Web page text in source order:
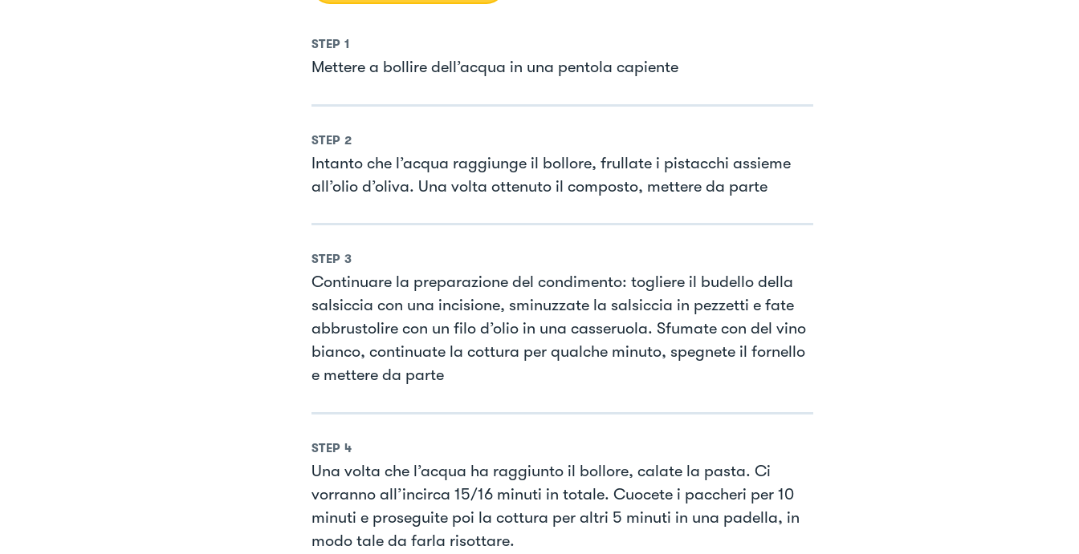
STEP 1
Mettere a bollire dell’acqua in una pentola capiente
STEP 2
Intanto che l’acqua raggiunge il bollore, frullate i pistacchi assieme
all’olio d’oliva. Una volta ottenuto il composto, mettere da parte
STEP 3
Continuare la preparazione del condimento: togliere il budello della
salsiccia con una incisione, sminuzzate la salsiccia in pezzetti e fate
abbrustolire con un filo d’olio in una casseruola. Sfumate con del vino
bianco, continuate la cottura per qualche minuto, spegnete il fornello
e mettere da parte
STEP 4
Una volta che l’acqua ha raggiunto il bollore, calate la pasta. Ci
vorranno all’incirca 15/16 minuti in totale. Cuocete i paccheri per 10
minuti e proseguite poi la cottura per altri 5 minuti in una padella, in
modo tale da farla risottare.